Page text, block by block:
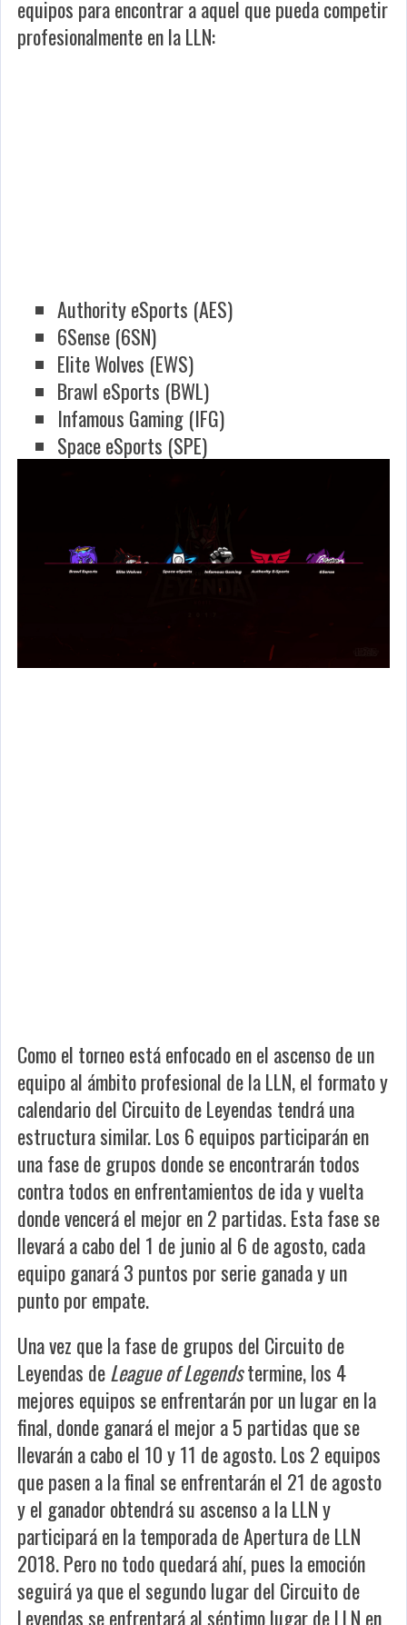
equipos para encontrar a aquel que pueda competir
profesionalmente en la LLN:
Authority eSports (AES)
6Sense (6SN)
Elite Wolves (EWS)
Brawl eSports (BWL)
Infamous Gaming (IFG)
Space eSports (SPE)
Como el torneo está enfocado en el ascenso de un
equipo al ámbito profesional de la LLN, el formato y
calendario del Circuito de Leyendas tendrá una
estructura similar. Los 6 equipos participarán en
una fase de grupos donde se encontrarán todos
contra todos en enfrentamientos de ida y vuelta
donde vencerá el mejor en 2 partidas. Esta fase se
llevará a cabo del 1 de junio al 6 de agosto, cada
equipo ganará 3 puntos por serie ganada y un
punto por empate.
Una vez que la fase de grupos del Circuito de
Leyendas deLeague of Legendstermine, los 4
mejores equipos se enfrentarán por un lugar en la
final, donde ganará el mejor a 5 partidas que se
llevarán a cabo el 10 y 11 de agosto. Los 2 equipos
que pasen a la final se enfrentarán el 21 de agosto
y el ganador obtendrá su ascenso a la LLN y
participará en la temporada de Apertura de LLN
2018. Pero no todo quedará ahí, pues la emoción
seguirá ya que el segundo lugar del Circuito de
Leyendas se enfrentará al séptimo lugar de LLN en